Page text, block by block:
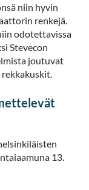
niin hyvin
renkejä.
odotettavissa
Stevecon
joutuvat
13.